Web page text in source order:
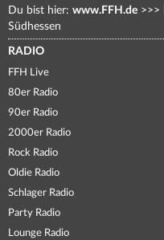
Du bist hier: www.FFH.de >>>
Südhessen
RADIO
FFH Live
80er Radio
90er Radio
2000er Radio
Rock Radio
Oldie Radio
Schlager Radio
Party Radio
Lounge Radio